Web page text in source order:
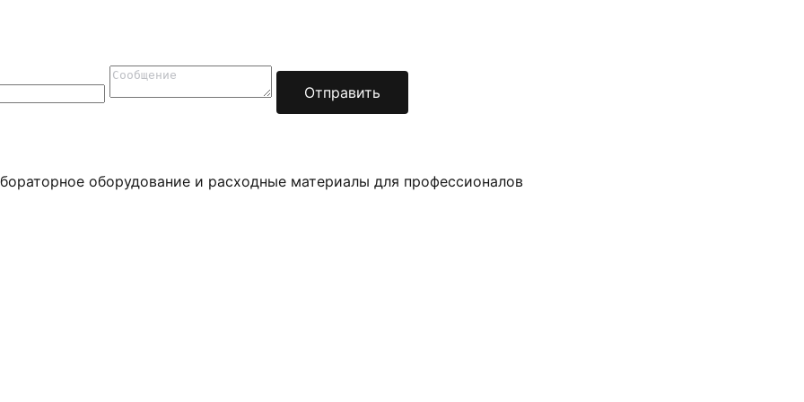
Отправить
оборудование и расходные материалы для профессионалов